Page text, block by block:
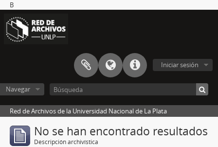
B
Iniciar sesión
Navegar
Red de Archivos de la Universidad Nacional de La Plata
No se han encontrado resultados
Descripción archivística